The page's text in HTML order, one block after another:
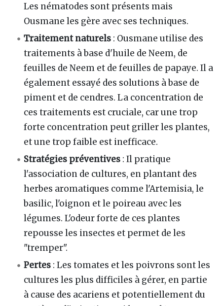
Les nématodes sont présents mais
Ousmane les gère avec ses techniques.
Traitement naturels : Ousmane utilise des
traitements à base d'huile de Neem, de
feuilles de Neem et de feuilles de papaye. Il a
également essayé des solutions à base de
piment et de cendres. La concentration de
ces traitements est cruciale, car une trop
forte concentration peut griller les plantes,
et une trop faible est inefficace.
Stratégies préventives : Il pratique
l'association de cultures, en plantant des
herbes aromatiques comme l'Artemisia, le
basilic, l'oignon et le poireau avec les
légumes. L'odeur forte de ces plantes
repousse les insectes et permet de les
"tremper".
Pertes : Les tomates et les poivrons sont les
cultures les plus difficiles à gérer, en partie
à cause des acariens et potentiellement du